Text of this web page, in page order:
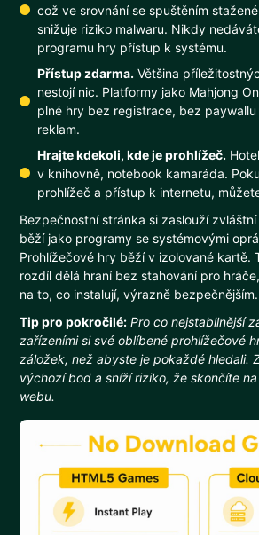
což ve srovnání se spuštěním
snižuje riziko malwaru. Nikdy
programu hry přístup k systému.
Přístup zdarma. Většina
nestojí nic. Platformy jako Mahjong
plné hry bez registrace, bez
reklam.
Hrajte kdekoli, kde je prohlížeč.
v knihovně, notebook kamaráda.
prohlížeč a přístup k internetu,
Bezpečnostní stránka si zaslouží
běží jako programy se systémovými
Prohlížečové hry běží v izolované kartě.
rozdíl dělá hraní bez stahování pro
na to, co instalují, výrazně bezpečnějším.
Tip pro pokročilé: Pro co nejstabilnější
zařízeními si své oblíbené prohlížečové
záložek, než abyste je pokaždé hledali.
výchozí bod a sníží riziko, že skončíte
webu.